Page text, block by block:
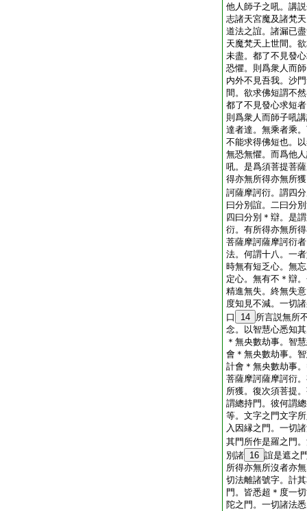
他人師子之吼。講
志諸天宮魔及諸梵
道法之誼。諸漏已
天魔梵天上世間。
未盡。都了不見發
恐懼。則爲衆人而
内外不見吾我。沙
間。欲求佛短謂不
都了不見發心求短
則爲衆人而師子吼
達者達。無乘者乘
不能求得佛短也。
無恐無懼。而爲他
吼。是爲須菩提菩
得亦無所得亦無所
訶薩摩訶衍。謂四
曰分別誼。二曰分
四曰分別＊辯。是
衍。有所得亦無所
菩薩摩訶薩摩訶衍
法。何謂十八。一
時無有短乏心。無
定心。無有不＊辯
精進無失。終無失
度知見不減。一切
口
14 所言説無所
念。以智慧心悉知
＊無央數劫事。智
會＊無央數劫事。
計會＊無央數劫事
菩薩摩訶薩摩訶衍
所獲。復次須菩提
謂總持門。彼何謂
等。文字之門文字
入因縁之門。一切
其門所作是羅之門
別諸 16 誼是遮之
所得亦無所沒者亦
切法離諸號字。計
門。皆悉超＊度一
陀之門。一切諸法